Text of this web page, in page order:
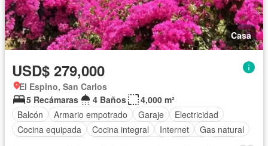
Casa
USD$ 279,000
El Espino, San Carlos
5 Recámaras
4 Baños
4,000 m²
Balcón
Armario empotrado Garaje
Electricidad
Cocina equipada
Cocina integral Internet
Gas natural